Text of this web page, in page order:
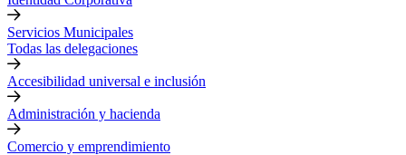
Servicios Municipales
Todas las delegaciones
Accesibilidad universal e inclusión
Administración y hacienda
Comercio y emprendimiento